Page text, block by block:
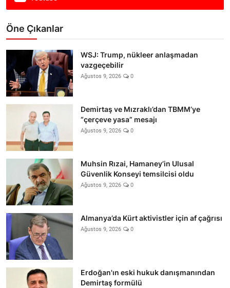
Öne Çıkanlar
WSJ: Trump, nükleer anlaşmadan
vazgeçebilir
Ağustos 9, 2026 0
Demirtaş ve Mızraklı’dan TBMM’ye
“çerçeve yasa” mesajı
Ağustos 9, 2026 0
Muhsin Rızai, Hamaney’in Ulusal
Güvenlik Konseyi temsilcisi oldu
Ağustos 9, 2026 0
Almanya’da Kürt aktivistler için af çağrısı
Ağustos 9, 2026 0
Erdoğan'ın eski hukuk danışmanından
Demirtaş formülü